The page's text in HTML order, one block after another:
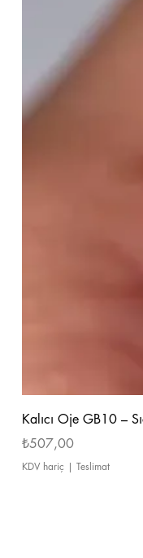
Kalıcı Oje GB10 –
Fiyat
₺507,00
KDV hariç | Teslimat